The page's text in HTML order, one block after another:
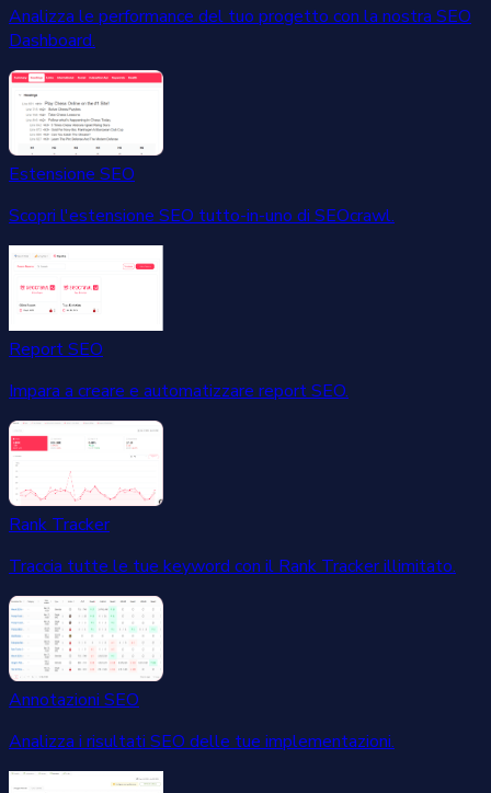
Analizza le performance del tuo progetto con la nostra SEO
Dashboard.
Estensione SEO
Scopri l'estensione SEO tutto-in-uno di SEOcrawl.
Report SEO
Impara a creare e automatizzare report SEO.
Rank Tracker
Traccia tutte le tue keyword con il Rank Tracker illimitato.
Annotazioni SEO
Analizza i risultati SEO delle tue implementazioni.